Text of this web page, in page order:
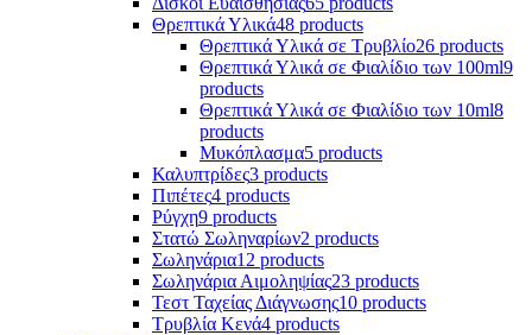
Θρεπτικά Υλικά48 products
Θρεπτικά Υλικά σε Τρυβλίο26 products
Θρεπτικά Υλικά σε Φιαλίδιο των 100ml9
products
Θρεπτικά Υλικά σε Φιαλίδιο των 10ml8
products
Μυκόπλασμα5 products
Καλυπτρίδες3 products
Πιπέτες4 products
Ρύγχη9 products
Στατώ Σωληναρίων2 products
Σωληνάρια12 products
Σωληνάρια Αιμοληψίας23 products
Τεστ Ταχείας Διάγνωσης10 products
Τρυβλία Κενά4 products